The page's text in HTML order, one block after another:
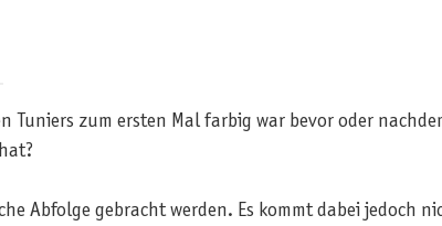
Tuniers zum ersten Mal farbig war bevor oder
Abfolge gebracht werden. Es kommt dabei jedoch